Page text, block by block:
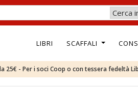
LIBRI SCAFFALI
25€ - Per i soci Coop o con tessera fedeltà